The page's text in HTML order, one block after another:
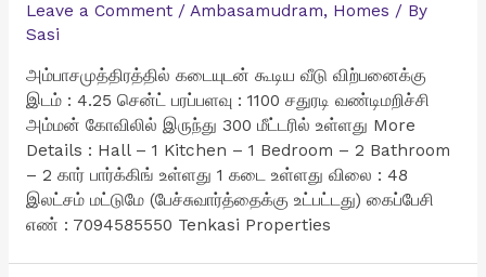
Leave a Comment / Ambasamudram, Homes / By
Sasi
அம்பாசமுத்திரத்தில் கடையுடன் கூடிய வீடு விற்பனைக்கு
இடம் : 4.25 சென்ட் பரப்பளவு : 1100 சதுரடி வண்டிமறிச்சி
அம்மன் கோவிலில் இருந்து 300 மீட்டரில் உள்ளது More
Details : Hall – 1 Kitchen – 1 Bedroom – 2 Bathroom
– 2 கார் பார்க்கிங் உள்ளது 1 கடை உள்ளது விலை : 48
இலட்சம் மட்டுமே (பேச்சுவார்த்தைக்கு உட்பட்டது) கைப்பேசி
எண் : 7094585550 Tenkasi Properties